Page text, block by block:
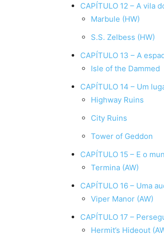
CAPÍTULO 12 – A vila
Marbule (HW)
S.S. Zelbess (HW)
CAPÍTULO 13 – A
Isle of the Dammed
CAPÍTULO 14 – Um
Highway Ruins
City Ruins
Tower of Geddon
CAPÍTULO 15 – E o
Termina (AW)
CAPÍTULO 16 – Uma
Viper Manor (AW)
CAPÍTULO 17 –
Hermit’s Hideout